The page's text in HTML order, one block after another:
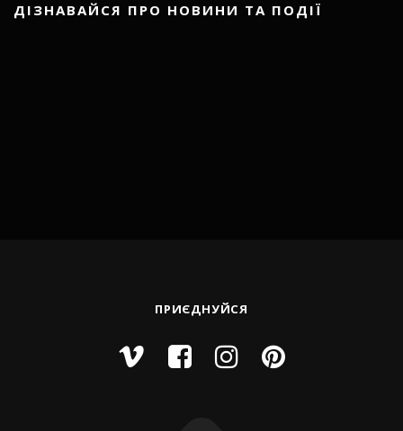
ДІЗНАВАЙСЯ ПРО НОВИНИ ТА ПОДІЇ
ПРИЄДНУЙСЯ